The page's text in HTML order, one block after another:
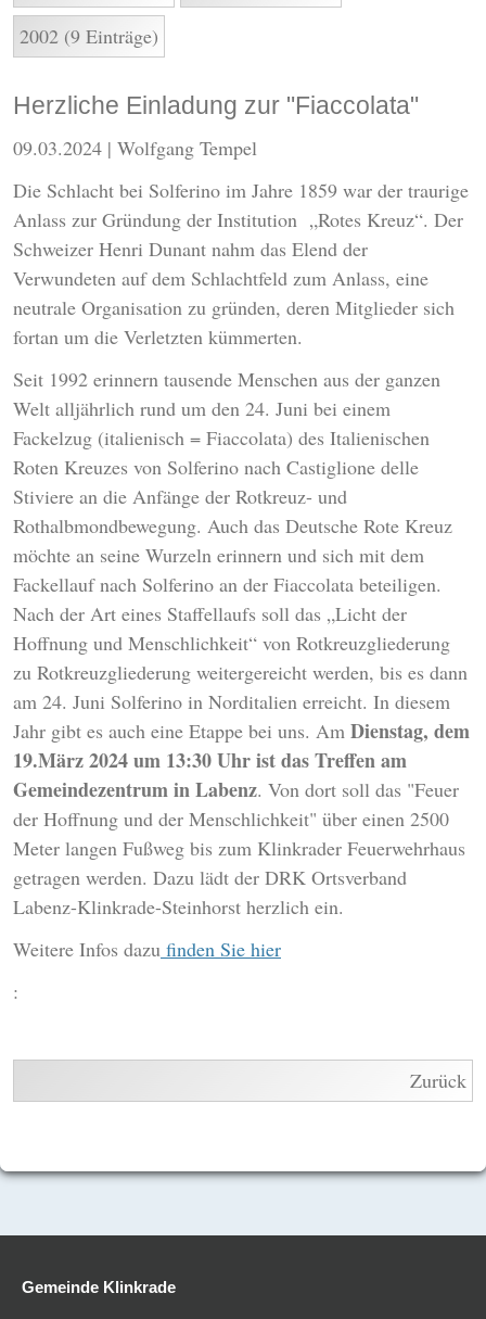
2002 (9 Einträge)
Herzliche Einladung zur "Fiaccolata"
09.03.2024 | Wolfgang Tempel
Die Schlacht bei Solferino im Jahre 1859 war der traurige
Anlass zur Gründung der Institution „Rotes Kreuz“. Der
Schweizer Henri Dunant nahm das Elend der
Verwundeten auf dem Schlachtfeld zum Anlass, eine
neutrale Organisation zu gründen, deren Mitglieder sich
fortan um die Verletzten kümmerten.
Seit 1992 erinnern tausende Menschen aus der ganzen
Welt alljährlich rund um den 24. Juni bei einem
Fackelzug (italienisch = Fiaccolata) des Italienischen
Roten Kreuzes von Solferino nach Castiglione delle
Stiviere an die Anfänge der Rotkreuz- und
Rothalbmondbewegung. Auch das Deutsche Rote Kreuz
möchte an seine Wurzeln erinnern und sich mit dem
Fackellauf nach Solferino an der Fiaccolata beteiligen.
Nach der Art eines Staffellaufs soll das „Licht der
Hoffnung und Menschlichkeit“ von Rotkreuzgliederung
zu Rotkreuzgliederung weitergereicht werden, bis es dann
am 24. Juni Solferino in Norditalien erreicht. In diesem
Jahr gibt es auch eine Etappe bei uns. Am Dienstag, dem
19.März 2024 um 13:30 Uhr ist das Treffen am
Gemeindezentrum in Labenz. Von dort soll das "Feuer
der Hoffnung und der Menschlichkeit" über einen 2500
Meter langen Fußweg bis zum Klinkrader Feuerwehrhaus
getragen werden. Dazu lädt der DRK Ortsverband
Labenz-Klinkrade-Steinhorst herzlich ein.
Weitere Infos dazu finden Sie hier
:
Zurück
Gemeinde Klinkrade